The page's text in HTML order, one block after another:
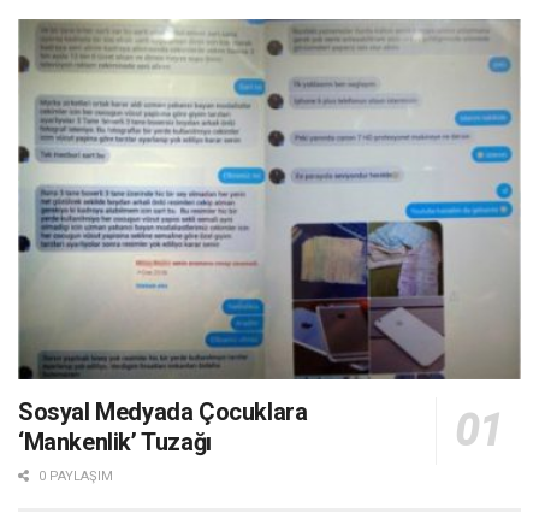
Sosyal Medyada Çocuklara
‘Mankenlik’ Tuzağı
0 PAYLAŞIM